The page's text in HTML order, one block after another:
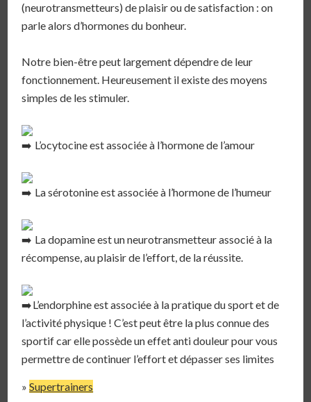
(neurotransmetteurs) de plaisir ou de satisfaction : on
parle alors d’hormones du bonheur.⁣⁣
Notre bien-être peut largement dépendre de leur
fonctionnement. Heureusement il existe des moyens
simples de les stimuler. ⁣⁣
L’ocytocine est associée à l’hormone de l’amour⁣⁣
La sérotonine est associée à l’hormone de l’humeur⁣⁣
La dopamine est un neurotransmetteur associé à la
récompense, au plaisir de l’effort, de la réussite. ⁣⁣
L’endorphine est associée à la pratique du sport et de
l’activité physique ! C’est peut être la plus connue des
sportif car elle possède un effet anti douleur pour vous
permettre de continuer l’effort et dépasser ses limites⁣⁣
»Supertrainers